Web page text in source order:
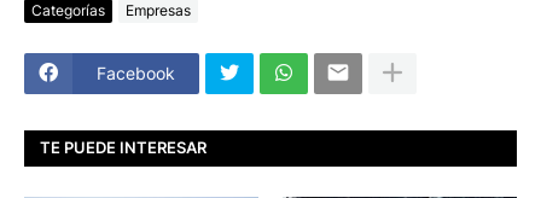
Categorías Empresas
Facebook
TE PUEDE INTERESAR